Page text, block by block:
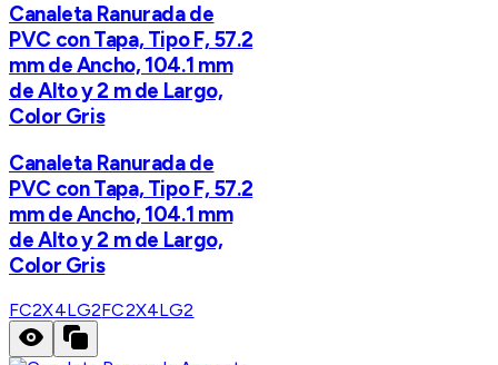
Canaleta Ranurada de
PVC con Tapa, Tipo F, 57.2
mm de Ancho, 104.1 mm
de Alto y 2 m de Largo,
Color Gris
Canaleta Ranurada de
PVC con Tapa, Tipo F, 57.2
mm de Ancho, 104.1 mm
de Alto y 2 m de Largo,
Color Gris
FC2X4LG2FC2X4LG2